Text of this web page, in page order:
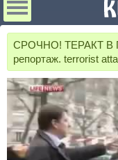
СРОЧНО! ТЕРАКТ В
репортаж. terrorist